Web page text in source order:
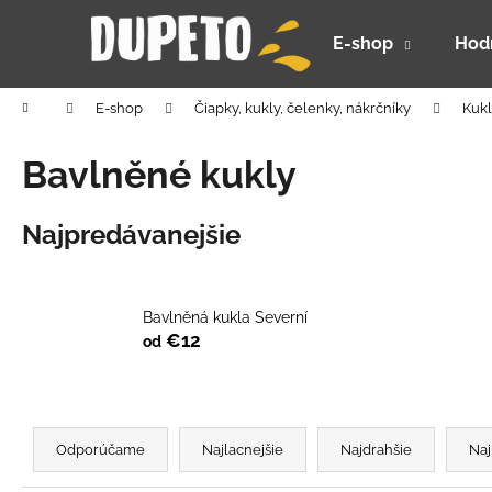
E-shop
Domov E-shop Čiapky, kukly, čelenky, nákrčníky
Bavlněné kukly
Najpredávanejšie
Bavlněná kukla Severní
od €12
R
d
Odporúčame Najlacnejšie Najdrahšie
í
Späť
do
Späť
do
DETSKÝ LETNÝ KLOBÚČIK UV 30 S